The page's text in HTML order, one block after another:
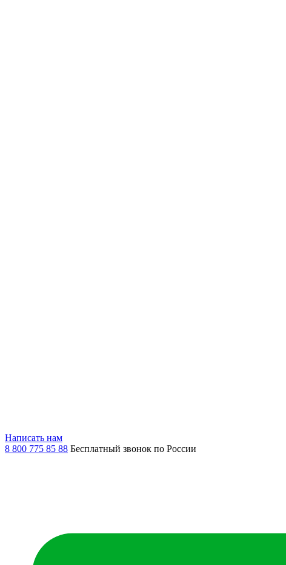
Написать нам
8 800 775 85 88 Бесплатный звонок по России